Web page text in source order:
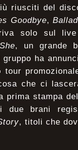
riusciti del
Goodbye,
solo sul
She, un grande
ha
che ci
prima stampa
due brani
, titoli che